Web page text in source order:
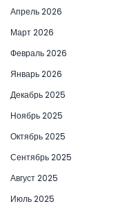
Апрель 2026
Март 2026
Февраль 2026
Январь 2026
Декабрь 2025
Ноябрь 2025
Октябрь 2025
Сентябрь 2025
Август 2025
Июль 2025